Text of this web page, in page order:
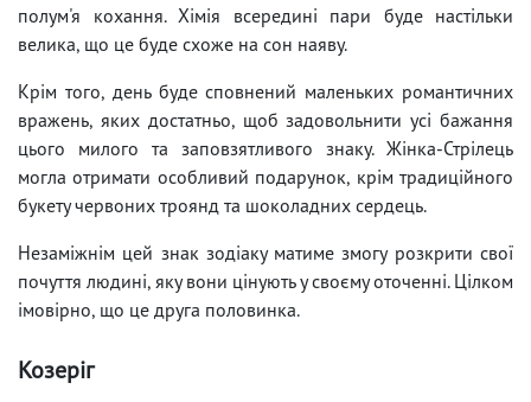
полум'я кохання. Хімія всередині пари буде настільки
велика, що це буде схоже на сон наяву.
Крім того, день буде сповнений маленьких романтичних
вражень, яких достатньо, щоб задовольнити усі бажання
цього милого та заповзятливого знаку. Жінка-Стрілець
могла отримати особливий подарунок, крім традиційного
букету червоних троянд та шоколадних сердець.
Незаміжнім цей знак зодіаку матиме змогу розкрити свої
почуття людині, яку вони цінують у своєму оточенні. Цілком
імовірно, що це друга половинка.
Козеріг